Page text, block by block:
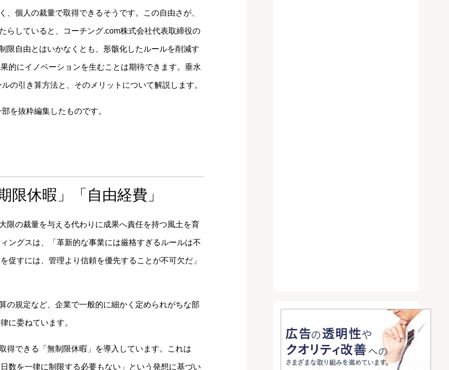
個人の裁量で取得できるそうです。この自由さが、
らしていると、コーチング.com株式会社代表取締役の
限自由とはいかなくとも、形骸化したルールを削減す
的にイノベーションを生むことは期待できます。垂水
の引き算方法と、そのメリットについて解説します。
を抜粋編集したものです。
限休暇」「自由経費」
限の裁量を与える代わりに成果へ責任を持つ風土を育
ングスは、「革新的な事業には厳格すぎるルールは不
促すには、管理より信頼を優先することが不可欠だ」
の規定など、企業で一般的に細かく定められがちな部
に委ねています。
得できる「無制限休暇」を導入しています。これは
数を一律に制限する必要もない」という発想に基づい